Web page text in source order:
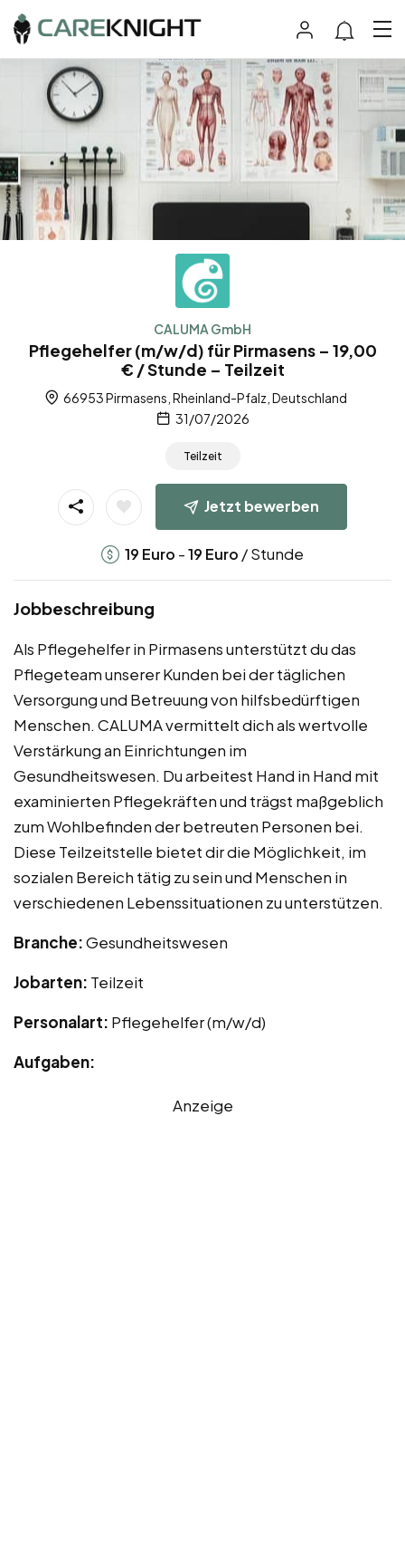
CALUMA GmbH
Pflegehelfer (m/w/d) für Pirmasens – 19,00
€ / Stunde – Teilzeit
66953 Pirmasens, Rheinland-Pfalz, Deutschland
31/07/2026
Teilzeit
Jetzt bewerben
19 Euro -19 Euro / Stunde
Jobbeschreibung
Als Pflegehelfer in Pirmasens unterstützt du das
Pflegeteam unserer Kunden bei der täglichen
Versorgung und Betreuung von hilfsbedürftigen
Menschen. CALUMA vermittelt dich als wertvolle
Verstärkung an Einrichtungen im
Gesundheitswesen. Du arbeitest Hand in Hand mit
examinierten Pflegekräften und trägst maßgeblich
zum Wohlbefinden der betreuten Personen bei.
Diese Teilzeitstelle bietet dir die Möglichkeit, im
sozialen Bereich tätig zu sein und Menschen in
verschiedenen Lebenssituationen zu unterstützen.
Branche:Gesundheitswesen
Jobarten: Teilzeit
Personalart: Pflegehelfer (m/w/d)
Aufgaben:
Anzeige